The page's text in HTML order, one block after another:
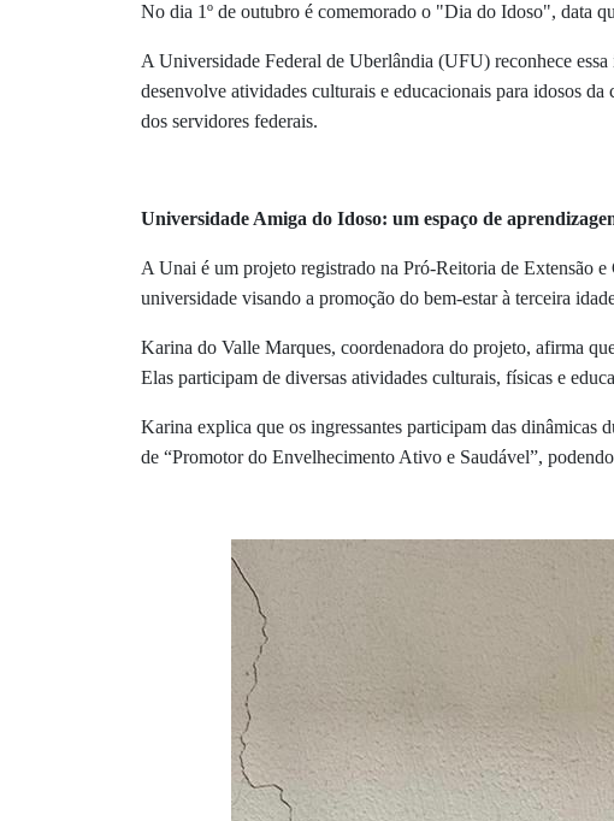
No dia 1º de outubro é comemorado o "Dia do Idoso", data
A Universidade Federal de Uberlândia (UFU) reconhece
desenvolve atividades culturais e educacionais para idosos
dos servidores federais.
Universidade Amiga do Idoso: um espaço de
A Unai é um projeto registrado na Pró-Reitoria de Extensão
universidade visando a promoção do bem-estar à terceira
Karina do Valle Marques, coordenadora do projeto, afirma
Elas participam de diversas atividades culturais, físicas e
Karina explica que os ingressantes participam das dinâmicas
de “Promotor do Envelhecimento Ativo e Saudável”,